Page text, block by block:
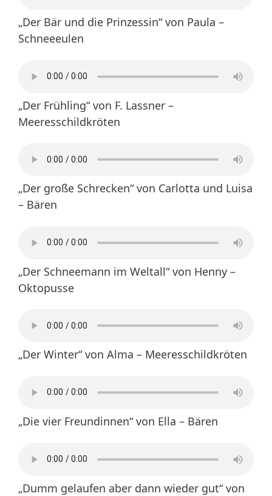
„Der Bär und die Prinzessin“ von Paula –
Schneeeulen
„Der Frühling“ von F. Lassner –
Meeresschildkröten
„Der große Schrecken“ von Carlotta und Luisa
– Bären
„Der Schneemann im Weltall“ von Henny –
Oktopusse
„Der Winter“ von Alma – Meeresschildkröten
„Die vier Freundinnen“ von Ella – Bären
„Dumm gelaufen aber dann wieder gut“ von